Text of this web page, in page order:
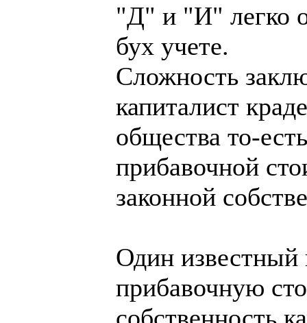
"Д" и "И" легко
бух учете.
Сложность
капиталист
общества то-
прибавочной
законной
Один известный
прибавочную